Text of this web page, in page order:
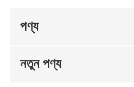
পণ্য
নতুন পণ্য